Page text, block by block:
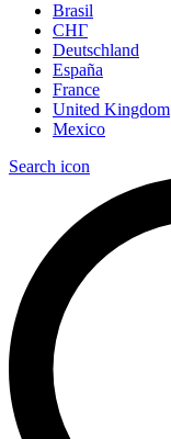
Brasil
СНГ
Deutschland
España
France
United Kingdom
Mexico
Search icon